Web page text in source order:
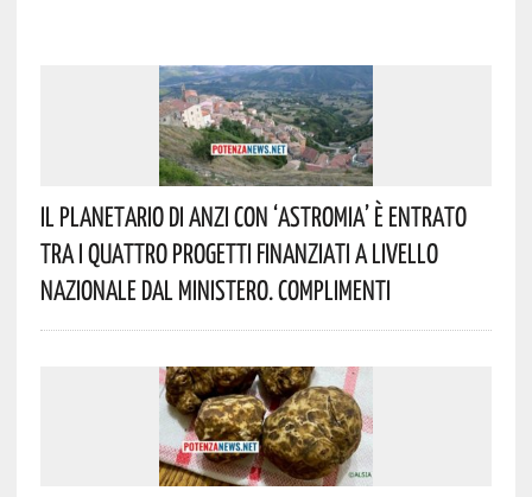
Il Planetario Di Anzi Con ‘Astromia’ È Entrato
Tra I Quattro Progetti Finanziati A Livello
Nazionale Dal Ministero. Complimenti